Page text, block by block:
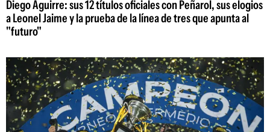
Diego Aguirre: sus 12 títulos oficiales con Peñarol, sus elogios
a Leonel Jaime y la prueba de la línea de tres que apunta al
"futuro"